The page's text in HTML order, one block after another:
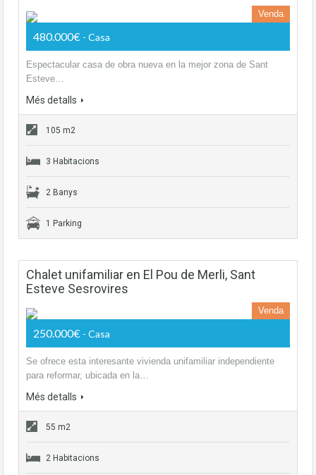
Venda
480.000€ - Casa
Espectacular casa de obra nueva en la mejor zona de Sant
Esteve…
Més detalls
105 m2
3 Habitacions
2 Banys
1 Parking
Chalet unifamiliar en El Pou de Merli, Sant
Esteve Sesrovires
Venda
250.000€ - Casa
Se ofrece esta interesante vivienda unifamiliar independiente
para reformar, ubicada en la…
Més detalls
55 m2
2 Habitacions